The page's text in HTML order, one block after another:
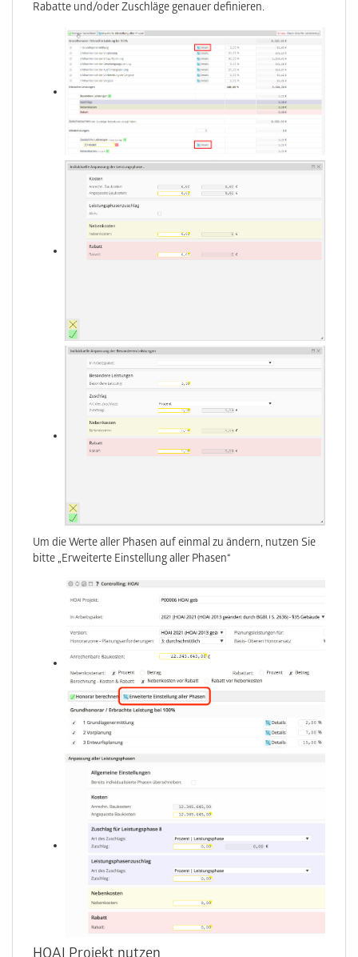
Rabatte und/oder Zuschläge genauer definieren.
Um die Werte aller Phasen auf einmal zu ändern, nutzen Sie
bitte „Erweiterte Einstellung aller Phasen“